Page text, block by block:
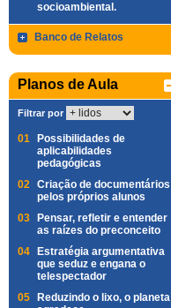
socioambiental.
Banco de Relatos
Planos de Aula
Filtrar por
01
Possibilidades de
aplicabilidades
pedagógicas
02 Criação de documentários
pelos próprios alunos
03
Pensar, refletir e entender
as raízes do preconceito
04
Estratégia argumentativa
que seduz e engana o
telespectador
05
Reduzindo o lixo, o planeta